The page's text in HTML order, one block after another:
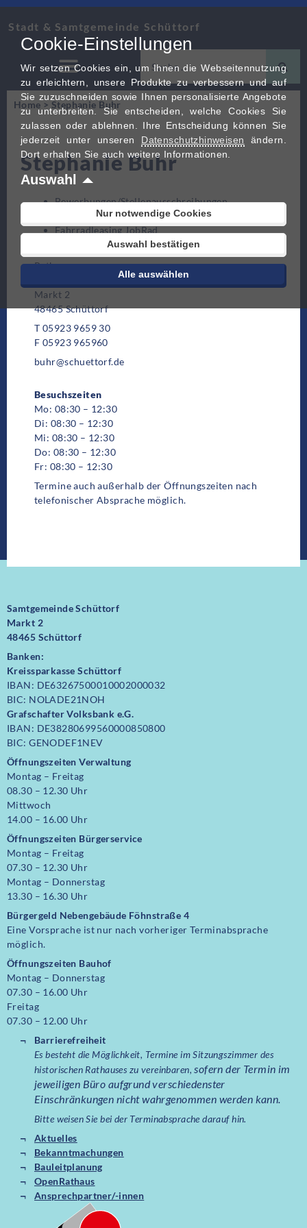
Stadt & Samtgemeinde Schüttorf
Home > Stephanie Buhr
Stephanie Buhr
Bewerbungen/Stellenausschreibungen
Personalangelegenheiten
Fahrradleasing JobRad
Rathaus
Raum 106, 1. Etage
Markt 2
48465 Schüttorf
T 05923 9659 30
F 05923 965960
buhr@schuettorf.de
Besuchszeiten
Mo: 08:30 – 12:30
Di: 08:30 – 12:30
Mi: 08:30 – 12:30
Do: 08:30 – 12:30
Fr: 08:30 – 12:30
Termine auch außerhalb der Öffnungszeiten nach
telefonischer Absprache möglich.
Samtgemeinde Schüttorf
Markt 2
48465 Schüttorf
Banken:
Kreissparkasse Schüttorf
IBAN: DE63267500010002000032
BIC: NOLADE21NOH
Grafschafter Volksbank e.G.
IBAN: DE38280699560000850800
BIC: GENODEF1NEV
Öffnungszeiten Verwaltung
Montag – Freitag
08.30 – 12.30 Uhr
Mittwoch
14.00 – 16.00 Uhr
Öffnungszeiten Bürgerservice
Montag – Freitag
07.30 – 12.30 Uhr
Montag – Donnerstag
13.30 – 16.30 Uhr
Bürgergeld Nebengebäude Föhnstraße 4
Eine Vorsprache ist nur nach vorheriger Terminabsprache
möglich.
Öffnungszeiten Bauhof
Montag – Donnerstag
07.30 – 16.00 Uhr
Freitag
07.30 – 12.00 Uhr
Barrierefreiheit
Es besteht die Möglichkeit, Termine im Sitzungszimmer des
historischen Rathauses zu vereinbaren,sofern der Termin im
jeweiligen Büro aufgrund verschiedenster
Einschränkungen nicht wahrgenommen werden kann.
Bitte weisen Sie bei der Terminabsprache darauf hin.
Aktuelles
Bekanntmachungen
Bauleitplanung
OpenRathaus
Ansprechpartner/-innen
Cookie-Einstellungen
Wir setzen Cookies ein, um Ihnen die Webseitennutzung
zu erleichtern, unsere Produkte zu verbessern und auf
Sie zuzuschneiden sowie Ihnen personalisierte Angebote
zu unterbreiten. Sie entscheiden, welche Cookies Sie
zulassen oder ablehnen. Ihre Entscheidung können Sie
jederzeit unter unseren Datenschutzhinweisen ändern.
Dort erhalten Sie auch weitere Informationen.
Auswahl
Nur notwendige Cookies
Auswahl bestätigen
Alle auswählen